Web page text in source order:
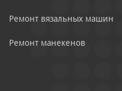
Ремонт вязальных машин
Ремонт манекенов